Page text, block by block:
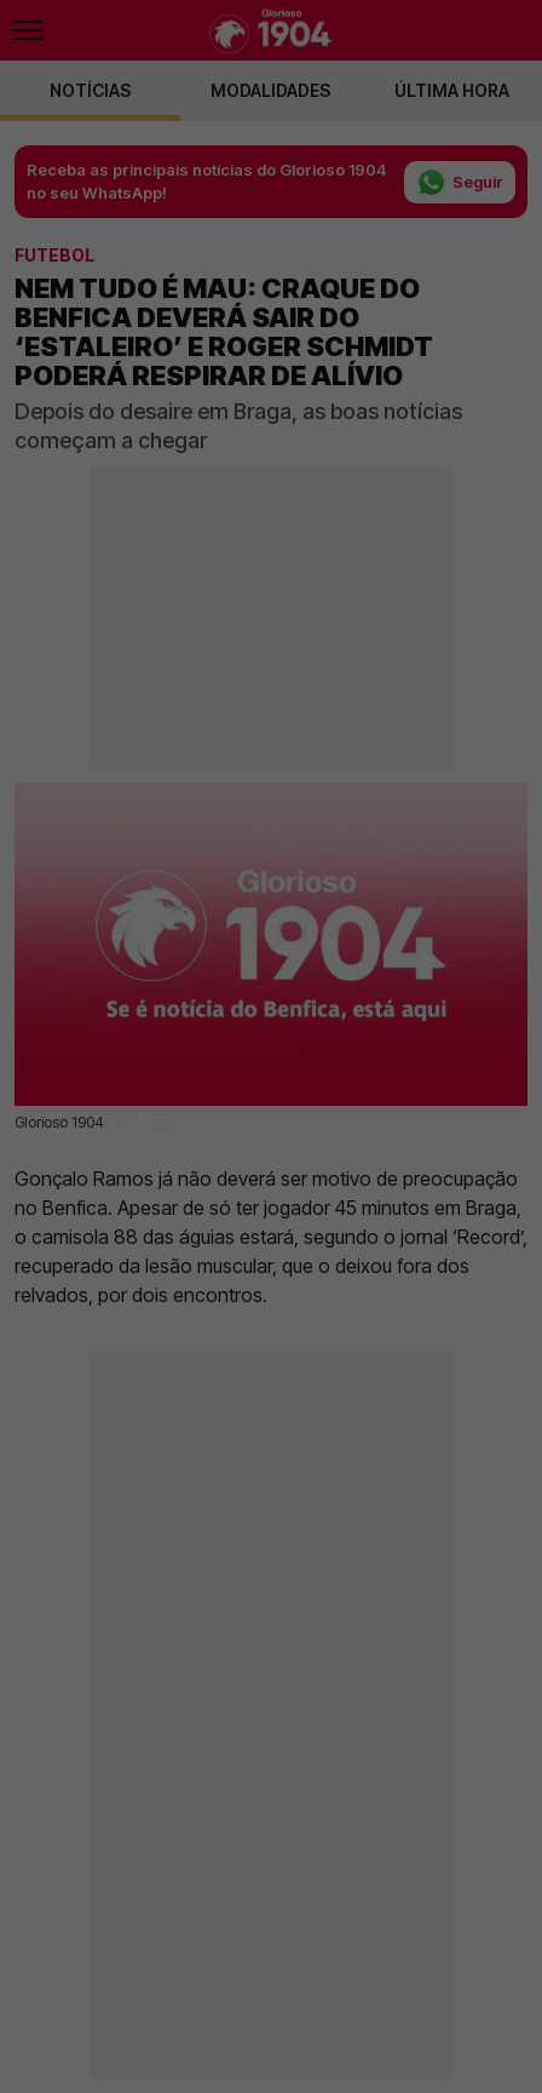
NOTÍCIAS MODALIDADES ÚLTIMA HORA
Receba as principais notícias do Glorioso 1904
no seu WhatsApp!
Seguir
FUTEBOL
NEM TUDO É MAU: CRAQUE DO
BENFICA DEVERÁ SAIR DO
‘ESTALEIRO’ E ROGER SCHMIDT
PODERÁ RESPIRAR DE ALÍVIO
Depois do desaire em Braga, as boas notícias
começam a chegar
Glorioso 1904
11 Fev 2023 | 09:06 |
Gonçalo Ramos já não deverá ser motivo de preocupação
no Benfica. Apesar de só ter jogador 45 minutos em Braga,
o camisola 88 das águias estará, segundo o jornal ‘Record’,
recuperado da lesão muscular, que o deixou fora dos
relvados, por dois encontros.